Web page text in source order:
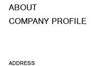
ABOUT
COMPANY PROFILE
ADDRESS